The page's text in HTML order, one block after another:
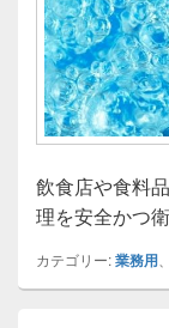
飲食店や食料
理を安全かつ
カテゴリー:業務用